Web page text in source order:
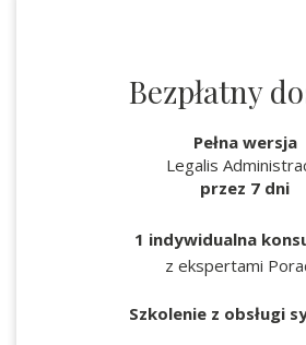
Bezpłatny
Pełna wersja
Legalis
przez 7 dni
1 indywidualna
z ekspertami
Szkolenie z obsługi